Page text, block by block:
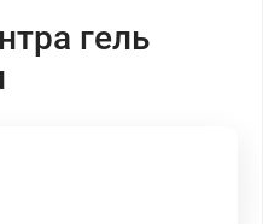
гель